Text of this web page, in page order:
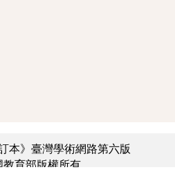
本》臺灣學術網路第六版
教育部版權所有